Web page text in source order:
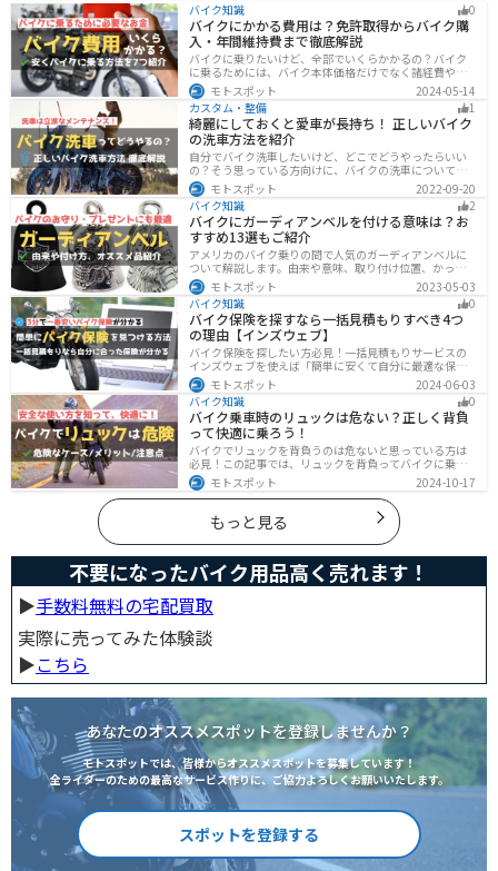
バイク知識 0
バイクにかかる費用は？免許取得からバイク購
入・年間維持費まで徹底解説
バイクに乗りたいけど、全部でいくらかかるの？バイク
に乗るためには、バイク本体価格だけでなく諸経費や税
金、免許取得費用、ライディングギア、メンテナンス
代、駐車場代などの年間維持費もかかります。この記事
ではバイクに乗るための全ての費用をまとめました。ま
た、できるだけ安く抑えるコツも紹介するので参考にし
て下さい。
モトスポット
2024-05-14
カスタム・整備
1
綺麗にしておくと愛車が長持ち！ 正しいバイク
の洗車方法を紹介
自分でバイク洗車したいけど、どこでどうやったらいい
の？そう思っている方向けに、バイクの洗車について徹
底的にまとめました。バイク洗車ができる場所から洗車
手順まで全て解説します。正しい洗車方法は身につける
ことでバイクのメンテナンスにもなります。
モトスポット
2022-09-20
バイク知識
2
バイクにガーディアンベルを付ける意味は？お
すすめ13選もご紹介
アメリカのバイク乗りの間で人気のガーディアンベルに
ついて解説します。由来や意味、取り付け位置、かっこ
いいオススメのガーディアンベルも紹介します。自分用
のお守りとしてだけでなく、プレゼントとしても最適な
ので、気になっている人は参考にしてみてください。
モトスポット
2023-05-03
バイク知識
0
バイク保険を探すなら一括見積もりすべき4つ
の理由【インズウェブ】
バイク保険を探したい方必見！一括見積もりサービスの
インズウェブを使えば「簡単に安くて自分に最適な保険
を3分で見つける」ことができます。最大5社のバイク保
険を一気に比べることができるので、探す手間と時間が
省けます。
モトスポット
2024-06-03
バイク知識
0
バイク乗車時のリュックは危ない？正しく背負
って快適に乗ろう！
バイクでリュックを背負うのは危ないと思っている方は
必見！この記事では、リュックを背負ってバイクに乗る
リスクと、安全な方法を紹介しています。実は、荷物の
量や配置を工夫することで、安全にリュックを使用する
ことが可能です。この記事を読めば、バイク乗車時にリ
ュックを安全に使う方法がわかります。
モトスポット 2024-10-17
もっと見る
不要になったバイク用品高く売れます！
▶︎手数料無料の宅配買取
実際に売ってみた体験談
▶︎こちら
あなたのオススメスポットを登録しませんか？
モトスポットでは、皆様からオススメスポットを募集しています！
全ライダーのための最高なサービス作りに、ご協力よろしくお願いいたします。
スポットを登録する